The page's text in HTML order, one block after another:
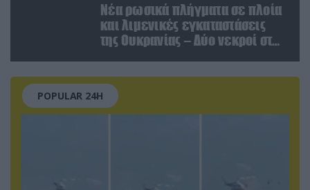
Νέα ρωσικά πλήγματα σε πλοία
και λιμενικές εγκαταστάσεις
της Ουκρανίας – Δύο νεκροί στην
POPULAR 24H